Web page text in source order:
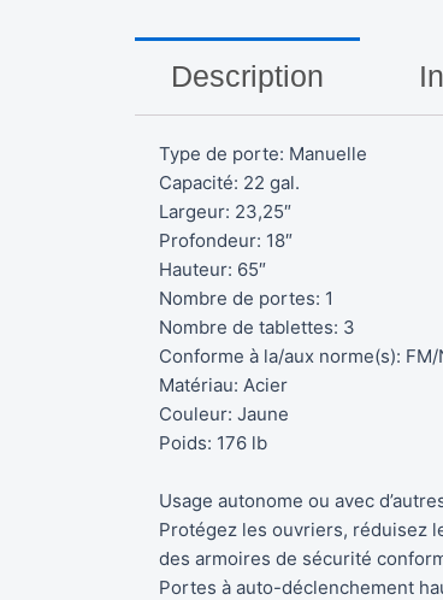
Description
Type de porte: Manuelle
Capacité: 22 gal.
Largeur: 23,25″
Profondeur: 18″
Hauteur: 65″
Nombre de portes: 1
Nombre de tablettes: 3
Conforme à la/aux norme(s): FM/
Matériau: Acier
Couleur: Jaune
Poids: 176 lb
Usage autonome ou avec
Protégez les ouvriers, réduisez
des armoires de sécurité
Portes à auto-déclenchement